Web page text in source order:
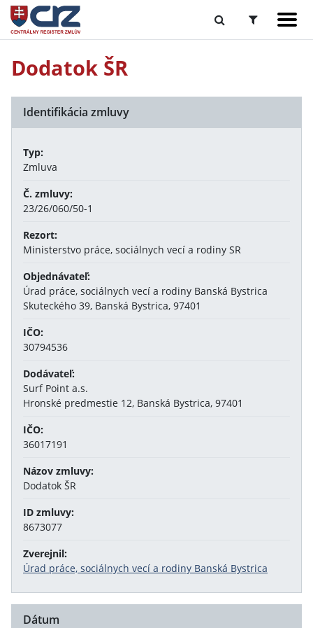
Dodatok ŠR
Identifikácia zmluvy
Typ:
Zmluva
Č. zmluvy:
23/26/060/50-1
Rezort:
Ministerstvo práce, sociálnych vecí a rodiny SR
Objednávateľ:
Úrad práce, sociálnych vecí a rodiny Banská Bystrica
Skuteckého 39, Banská Bystrica, 97401
IČO:
30794536
Dodávateľ:
Surf Point a.s.
Hronské predmestie 12, Banská Bystrica, 97401
IČO:
36017191
Názov zmluvy:
Dodatok ŠR
ID zmluvy:
8673077
Zverejnil:
Úrad práce, sociálnych vecí a rodiny Banská Bystrica
Dátum